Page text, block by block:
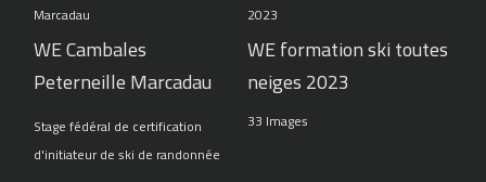
WE Cambales
Peterneille Marcadau
Stage fédéral de certification
d'initiateur de ski de randonnée
WE formation ski toutes
neiges 2023
33 Images